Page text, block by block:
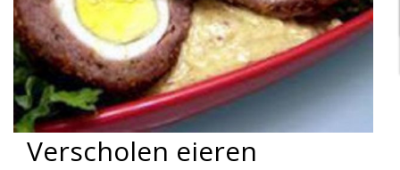
Verscholen eieren